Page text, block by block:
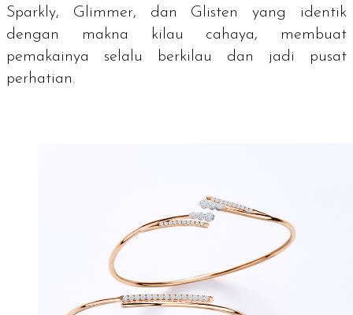
Sparkly, Glimmer, dan Glisten yang identik
dengan makna kilau cahaya, membuat
pemakainya selalu berkilau dan jadi pusat
perhatian.